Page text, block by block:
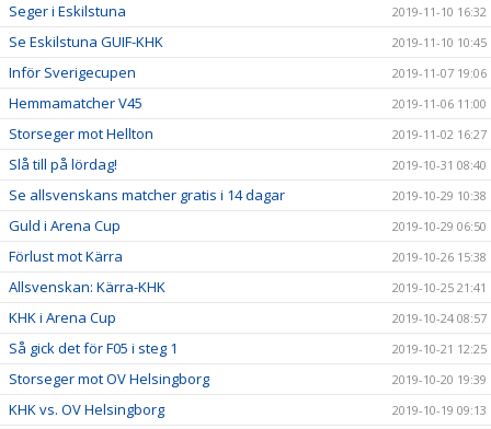
Seger i Eskilstuna 2019-11-10 16:32
Se Eskilstuna GUIF-KHK 2019-11-10 10:45
Inför Sverigecupen 2019-11-07 19:06
Hemmamatcher V45 2019-11-06 11:00
Storseger mot Hellton 2019-11-02 16:27
Slå till på lördag! 2019-10-31 08:40
Se allsvenskans matcher gratis i 14 dagar 2019-10-29 10:38
Guld i Arena Cup 2019-10-29 06:50
Förlust mot Kärra 2019-10-26 15:38
Allsvenskan: Kärra-KHK 2019-10-25 21:41
KHK i Arena Cup 2019-10-24 08:57
Så gick det för F05 i steg 1 2019-10-21 12:25
Storseger mot OV Helsingborg 2019-10-20 19:39
KHK vs. OV Helsingborg 2019-10-19 09:13